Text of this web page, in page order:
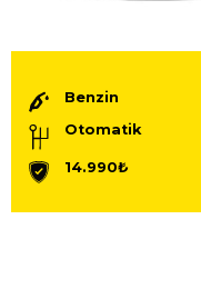
Benzin
Otomatik
14.990₺